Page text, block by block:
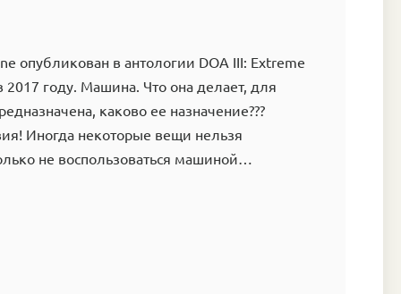
опубликован в антологии DOA III: Extreme
2017 году. Машина. Что она делает, для
каково ее назначение???
Иногда некоторые вещи нельзя
не воспользоваться машиной…